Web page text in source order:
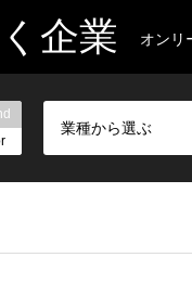
企業 オンリ
業種から選ぶ